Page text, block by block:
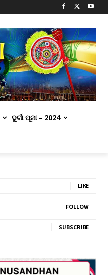
ଦୁର୍ଗା ପୂଜା – 2024
LIKE
FOLLOW
SUBSCRIBE